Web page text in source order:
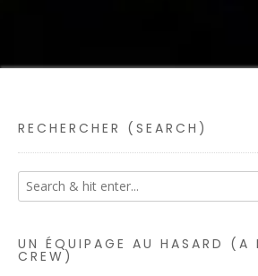
RECHERCHER (SEARCH)
UN ÉQUIPAGE AU HASARD (A
CREW)